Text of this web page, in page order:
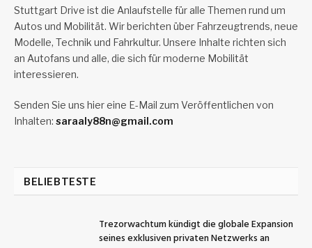
Stuttgart Drive ist die Anlaufstelle für alle Themen rund um
Autos und Mobilität. Wir berichten über Fahrzeugtrends, neue
Modelle, Technik und Fahrkultur. Unsere Inhalte richten sich
an Autofans und alle, die sich für moderne Mobilität
interessieren.
Senden Sie uns hier eine E-Mail zum Veröffentlichen von
Inhalten: saraaly88n@gmail.com
BELIEBTESTE
Trezorwachtum kündigt die globale Expansion
seines exklusiven privaten Netzwerks an